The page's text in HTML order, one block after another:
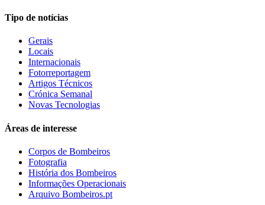
Tipo de notícias
Gerais
Locais
Internacionais
Fotorreportagem
Artigos Técnicos
Crónica Semanal
Novas Tecnologias
Áreas de interesse
Corpos de Bombeiros
Fotografia
História dos Bombeiros
Informações Operacionais
Arquivo Bombeiros.pt